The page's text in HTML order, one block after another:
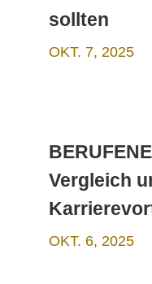
sollten
OKT. 7, 2025
Vergleich
OKT. 6, 2025